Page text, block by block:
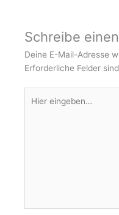
m-
f
Schreibe
Deine E-Mail-Adresse
Erforderliche Felder
eingeben…